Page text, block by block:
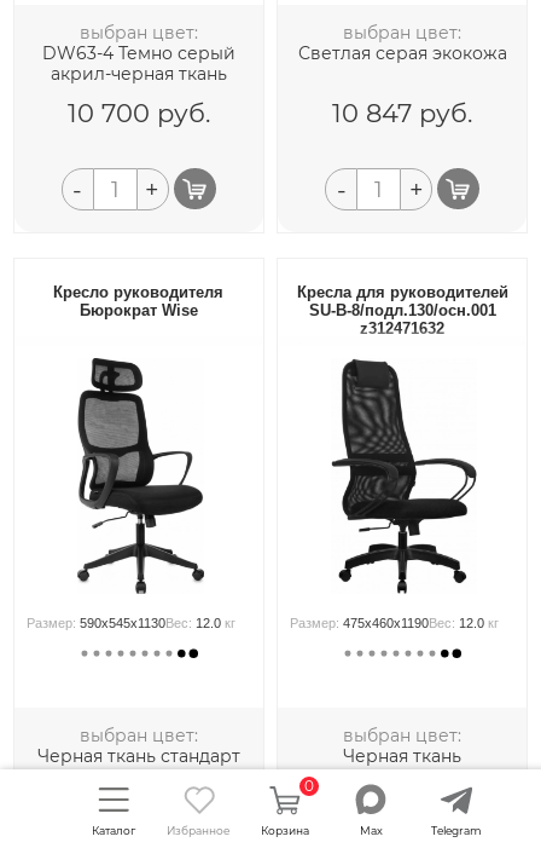
выбран цвет:
DW63-4 Темно серый
акрил-черная ткань
10 700 руб.
- +
выбран цвет:
Светлая серая экокожа
10 847 руб.
- +
Кресло руководителя
Бюрократ Wise
Размер:590x545x1130Вес: 12.0 кг
выбран цвет:
Черная ткань стандарт
10 990 руб.
Кресла для руководителей
SU-B-8/подл.130/осн.001
z312471632
Размер:475x460x1190Вес: 12.0 кг
выбран цвет:
Черная ткань
10 998 руб.
Каталог Избранное
0
Корзина Max Telegram